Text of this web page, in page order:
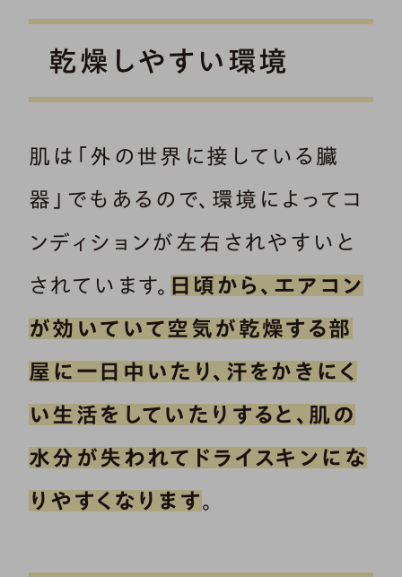
乾燥しやすい環境
肌は「外の世界に接している臓
器」でもあるので、環境によってコ
ンディションが左右されやすいと
されています。 日頃から、エアコン
が効いていて空気が乾燥する部
屋に一日中いたり、汗をかきにく
い生活をしていたりすると、肌の
水分が失われてドライスキンにな
りやすくなります。